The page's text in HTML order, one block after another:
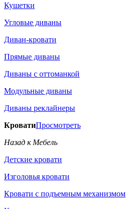
Кушетки
Угловые диваны
Диван-кровати
Прямые диваны
Диваны с оттоманкой
Модульные диваны
Диваны реклайнеры
КроватиПросмотреть
Назад к Мебель
Детские кровати
Изголовья кровати
Кровати с подъемным механизмом